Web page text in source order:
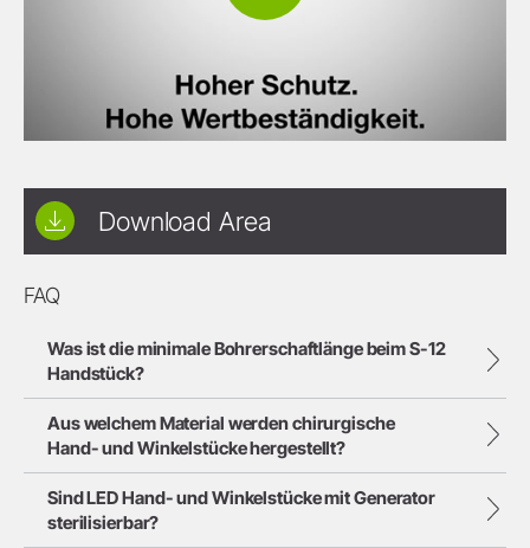
Download Area
FAQ
Was ist die minimale Bohrerschaftlänge beim S-12
Handstück?
Aus welchem Material werden chirurgische
Hand- und Winkelstücke hergestellt?
Sind LED Hand- und Winkelstücke mit Generator
sterilisierbar?